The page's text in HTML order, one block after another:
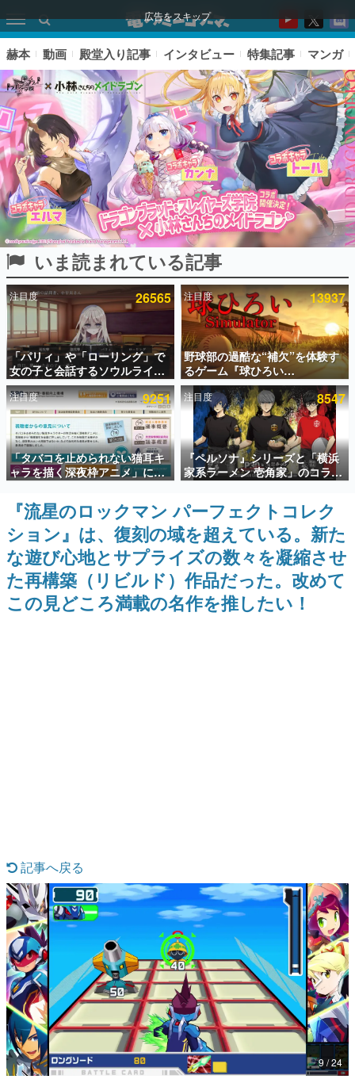
広告をスキップ
ピックアップ
電ファミのいま読まれている記事ランキング
アプリセール情報
インタビュー
連載・特集一覧
殿堂入り記事
SNS拡散数が数千以上！ ページビュー数万以上！ などな
ど。多くの人々に読まれた、電ファミ渾身の“殿堂入り”記
事をまとめました。
ゲームの企画書
名作ゲームクリエイターの方々に製作時のエピソードをお
聞きし、ヒットする企画（ゲーム）とは何か？を探ってい
きます。
赫本
この物語を解いてはいけない。『赫本』は、〈試験問題〉
の形をした短編ホラー小説集です。
なんでゲームは面白い？
ゲーム開発者・hamatsu氏がゲームの魅力を画面や操作の
具体的な形から解き明かしていく、硬派で骨太な評論連載
ゲームが変えた日本語
「経験値」「裏技」「ラスボス」… ゲームにまつわる言葉
の起源や用法の変遷を、コンピューター文化史研究家・タ
イニーP氏が徹底調査。
カテゴリ
特集記事
赫本 動画 殿堂入り記事 インタビュー 特集記事 マンガ
いま読まれている記事
注目度 26565
「パリィ」や「ローリング」で
女の子と会話するソウルライク
恋愛ゲーム『小早川さんはソウ
ルライク』無料公開。返事に失
敗すると「YOU DIED」
注目度 13937
野球部の過酷な“補欠”を体験す
るゲーム『球ひろい
Simulator』が「1件」のウィッ
シュリストをもとにチェコ語に
対応しSNSで話題に。『キング
ダム・カム』開発元やチェコの
プロ野球選手から称賛の声
注目度 9251
「タバコを止められない猫耳キ
ャラを描く深夜枠アニメ」に視
聴者の一部から批判意見。違法
薬物の使用と思しき描写も含め
て、BPOが議論を交わす
注目度 8547
『ペルソナ』シリーズと「横浜
家系ラーメン 壱角家」のコラボ
が8月21日から開催。”はがく
しく食べられるカレーラーメン
がラインナップ
『流星のロックマン パーフェクトコレク
ション』は、復刻の域を超えている。新た
な遊び心地とサプライズの数々を凝縮させ
た再構築（リビルド）作品だった。改めて
この見どころ満載の名作を推したい！
記事へ戻る
9 / 24